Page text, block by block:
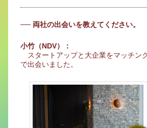
── 両社の出会いを教えてください。
小竹（NDV）：
スタートアップと大企業をマッチン
で出会いました。